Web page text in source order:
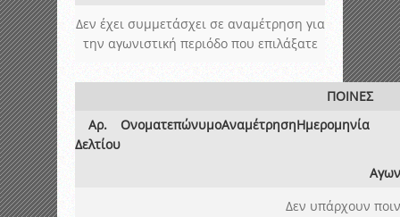
Δεν έχει συμμετάσχει σε αναμέτρηση για
την αγωνιστική περιόδο που επιλάξατε
ΠΟΙΝΕΣ
Αρ.
Δελτίου
ΟνοματεπώνυμοΑναμέτρησηΗμερομηνία
Δεν υπάρχουν